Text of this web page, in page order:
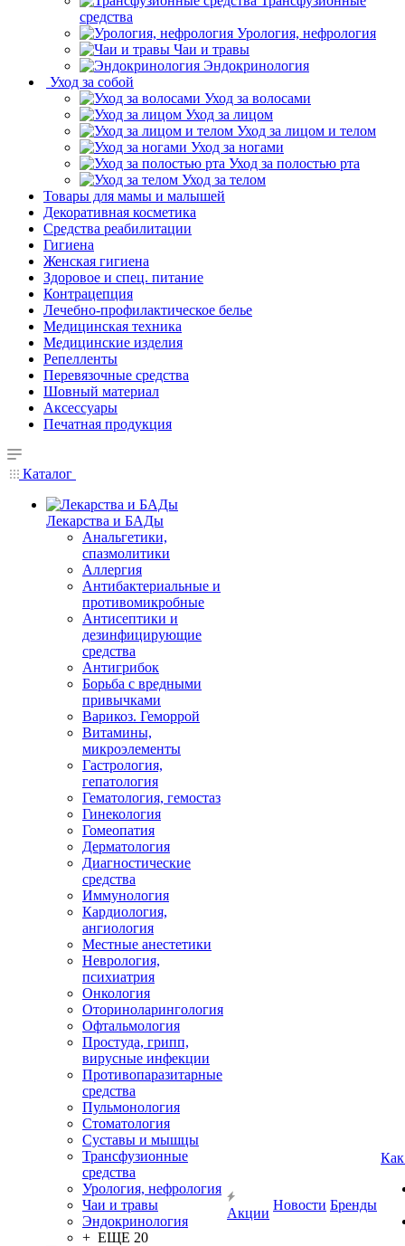
средства
Урология, нефрология
Чаи и травы
Эндокринология
Уход за собой
Уход за волосами
Уход за лицом
Уход за лицом и телом
Уход за ногами
Уход за полостью рта
Уход за телом
Товары для мамы и малышей
Декоративная косметика
Средства реабилитации
Гигиена
Женская гигиена
Здоровое и спец. питание
Контрацепция
Лечебно-профилактическое белье
Медицинская техника
Медицинские изделия
Репелленты
Перевязочные средства
Шовный материал
Аксессуары
Печатная продукция
Каталог
Лекарства и БАДы
Анальгетики,
спазмолитики
Аллергия
Антибактериальные и
противомикробные
Антисептики и
дезинфицирующие
средства
Антигрибок
Борьба с вредными
привычками
Варикоз. Геморрой
Витамины,
микроэлементы
Гастрология,
гепатология
Гематология, гемостаз
Гинекология
Гомеопатия
Дерматология
Диагностические
средства
Иммунология
Кардиология,
ангиология
Местные анестетики
Неврология,
психиатрия
Онкология
Оториноларингология
Офтальмология
Простуда, грипп,
вирусные инфекции
Противопаразитарные
средства
Пульмонология
Стоматология
Суставы и мышцы
Трансфузионные
средства
Урология, нефрология
Чаи и травы
Эндокринология
+ ЕЩЕ 20
Акции
Новости Бренды